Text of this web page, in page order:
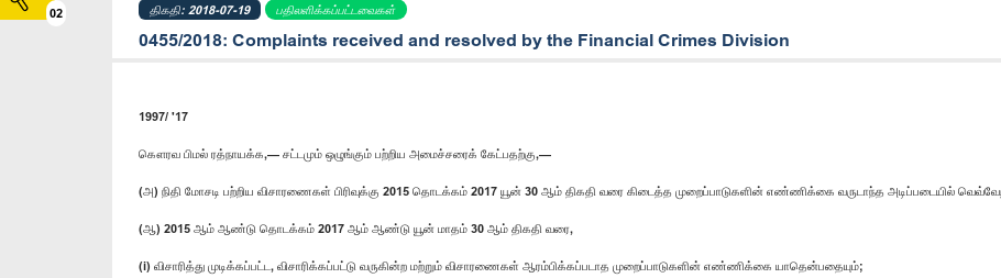
02 திகதி: 2018-07-19 பதிலளிக்கப்பட்டவைகள்
0455/2018: Complaints received and resolved by the Financial Crimes Division
1997/ '17
கௌரவ பிமல் ரத்நாயக்க,— சட்டமும் ஒழுங்கும் பற்றிய அமைச்சரைக் கேட்பதற்கு,—
(அ) நிதி மோசடி பற்றிய விசாரணைகள் பிரிவுக்கு 2015 தொடக்கம் 2017 யூன் 30 ஆம் திகதி வரை கிடைத்த முறைப்பாடுகளின் எண்ணிக்கை வருடாந்த அடிப்படையில்
(ஆ) 2015 ஆம் ஆண்டு தொடக்கம் 2017 ஆம் ஆண்டு யூன் மாதம் 30 ஆம் திகதி வரை,
(i) விசாரித்து முடிக்கப்பட்ட, விசாரிக்கப்பட்டு வருகின்ற மற்றும் விசாரணைகள் ஆரம்பிக்கப்படாத முறைப்பாடுகளின் எண்ணிக்கை யாதென்பதையும்;